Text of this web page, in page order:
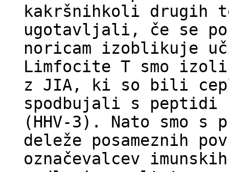
kakršnihkoli drugih
ugotavljali, če se
noricam izoblikuje
Limfocite T smo
z JIA, ki so bili
spodbujali s peptidi
(HHV-3). Nato smo s
deleže posameznih
označevalcev